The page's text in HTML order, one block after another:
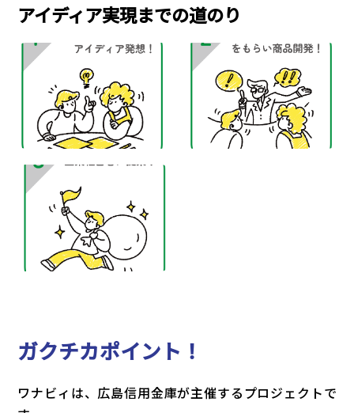
アイディア実現までの道のり
ガクチカポイント！
ワナビィは、広島信用金庫が主催するプロジェクトで